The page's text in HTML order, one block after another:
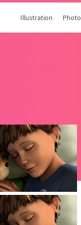
Illustration Photo